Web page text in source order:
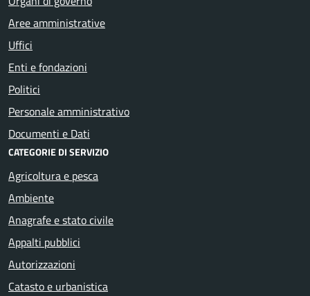
Aree amministrative
Uffici
Enti e fondazioni
Politici
Personale amministrativo
Documenti e Dati
CATEGORIE DI SERVIZIO
Agricoltura e pesca
Ambiente
Anagrafe e stato civile
Appalti pubblici
Autorizzazioni
Catasto e urbanistica